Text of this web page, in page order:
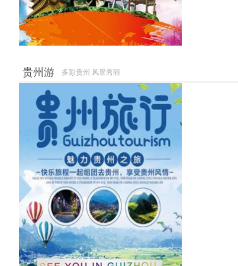
贵州游 多彩贵州 风景秀丽